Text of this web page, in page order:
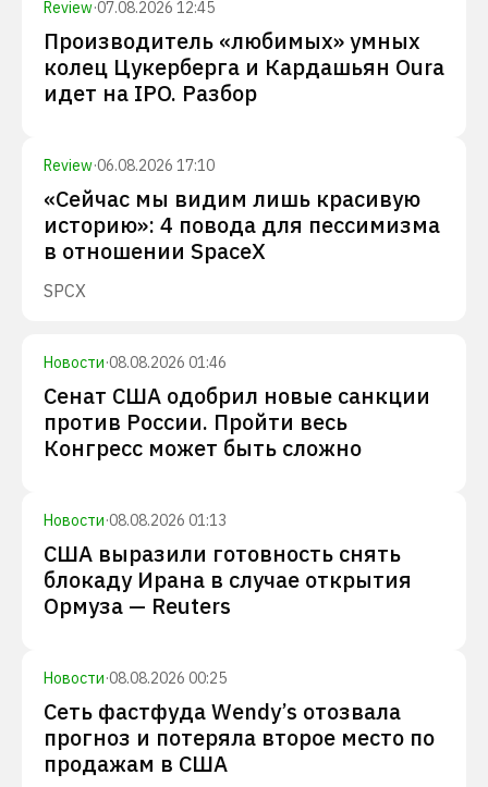
Review·07.08.2026 12:45
Производитель «любимых» умных
колец Цукерберга и Кардашьян Oura
идет на IPO. Разбор
Review·06.08.2026 17:10
«Сейчас мы видим лишь красивую
историю»: 4 повода для пессимизма
в отношении SpaceX
SPCX
Новости·08.08.2026 01:46
Сенат США одобрил новые санкции
против России. Пройти весь
Конгресс может быть сложно
Новости·08.08.2026 01:13
США выразили готовность снять
блокаду Ирана в случае открытия
Ормуза — Reuters
Новости·08.08.2026 00:25
Сеть фастфуда Wendy’s отозвала
прогноз и потеряла второе место по
продажам в США